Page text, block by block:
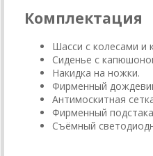
Комплектация
Шасси с колесами и
Сиденье с
Накидка на ножки.
Фирменный
Антимоскитная
Фирменный
Съёмный